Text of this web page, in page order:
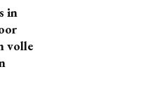
in
volle